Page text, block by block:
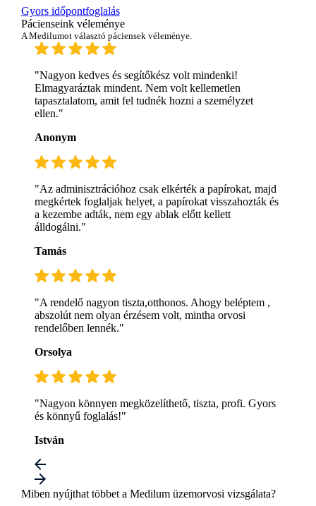
Gyors időpontfoglalás
Pácienseink véleménye
A Medilumot választó páciensek véleménye.
"Nagyon kedves és segítőkész volt mindenki!
Elmagyaráztak mindent. Nem volt kellemetlen
tapasztalatom, amit fel tudnék hozni a személyzet
ellen."
Anonym
"Az adminisztrációhoz csak elkérték a papírokat, majd
megkértek foglaljak helyet, a papírokat visszahozták és
a kezembe adták, nem egy ablak előtt kellett
álldogálni."
Tamás
"A rendelő nagyon tiszta,otthonos. Ahogy beléptem ,
abszolút nem olyan érzésem volt, mintha orvosi
rendelőben lennék."
Orsolya
"Nagyon könnyen megközelíthető, tiszta, profi. Gyors
és könnyű foglalás!"
István
Miben nyújthat többet a Medilum üzemorvosi vizsgálata?